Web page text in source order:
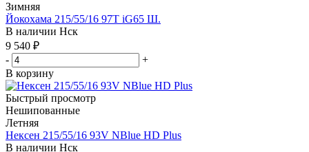
Зимняя
Йокохама 215/55/16 97T iG65 Ш.
В наличии Нск
9 540 ₽
-
+
В корзину
Быстрый просмотр
Нешипованные
Летняя
Нексен 215/55/16 93V NBlue HD Plus
В наличии Нск